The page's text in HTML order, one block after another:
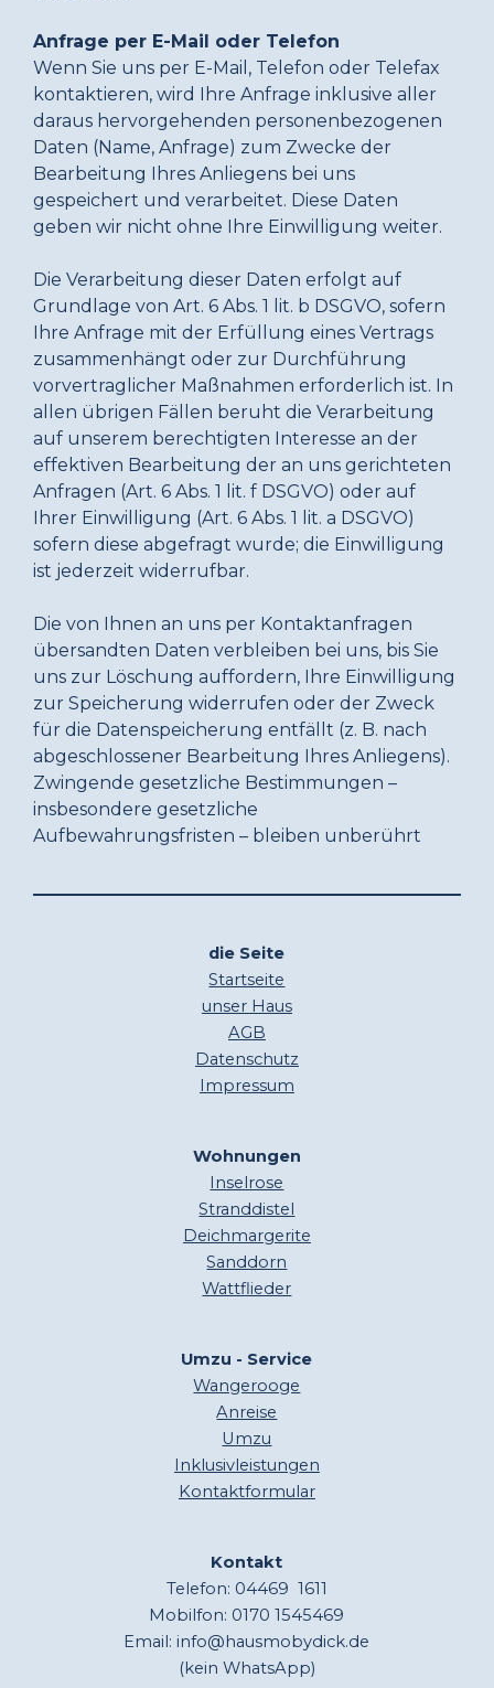
Anfrage per E-Mail oder Telefon
Wenn Sie uns per E-Mail, Telefon oder Telefax
kontaktieren, wird Ihre Anfrage inklusive aller
daraus hervorgehenden personenbezogenen
Daten (Name, Anfrage) zum Zwecke der
Bearbeitung Ihres Anliegens bei uns
gespeichert und verarbeitet. Diese Daten
geben wir nicht ohne Ihre Einwilligung weiter.
Die Verarbeitung dieser Daten erfolgt auf
Grundlage von Art. 6 Abs. 1 lit. b DSGVO, sofern
Ihre Anfrage mit der Erfüllung eines Vertrags
zusammenhängt oder zur Durchführung
vorvertraglicher Maßnahmen erforderlich ist. In
allen übrigen Fällen beruht die Verarbeitung
auf unserem berechtigten Interesse an der
effektiven Bearbeitung der an uns gerichteten
Anfragen (Art. 6 Abs. 1 lit. f DSGVO) oder auf
Ihrer Einwilligung (Art. 6 Abs. 1 lit. a DSGVO)
sofern diese abgefragt wurde; die Einwilligung
ist jederzeit widerrufbar.
Die von Ihnen an uns per Kontaktanfragen
übersandten Daten verbleiben bei uns, bis Sie
uns zur Löschung auffordern, Ihre Einwilligung
zur Speicherung widerrufen oder der Zweck
für die Datenspeicherung entfällt (z. B. nach
abgeschlossener Bearbeitung Ihres Anliegens).
Zwingende gesetzliche Bestimmungen –
insbesondere gesetzliche
Aufbewahrungsfristen – bleiben unberührt
die Seite
Startseite
unser Haus
AGB
Datenschutz
Impressum
Wohnungen
Inselrose
Stranddistel
Deichmargerite
Sanddorn
Wattflieder
Umzu - Service
Wangerooge
Anreise
Umzu
Inklusivleistungen
Kontaktformular
Kontakt
Telefon: 04469 1611
Mobilfon: 0170 1545469
Email: info@hausmobydick.de
(kein WhatsApp)